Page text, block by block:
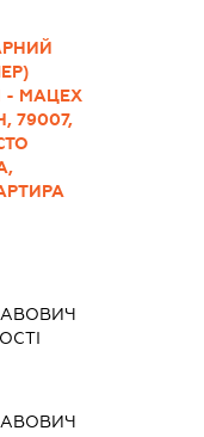
- МАЦЕХ
79007,